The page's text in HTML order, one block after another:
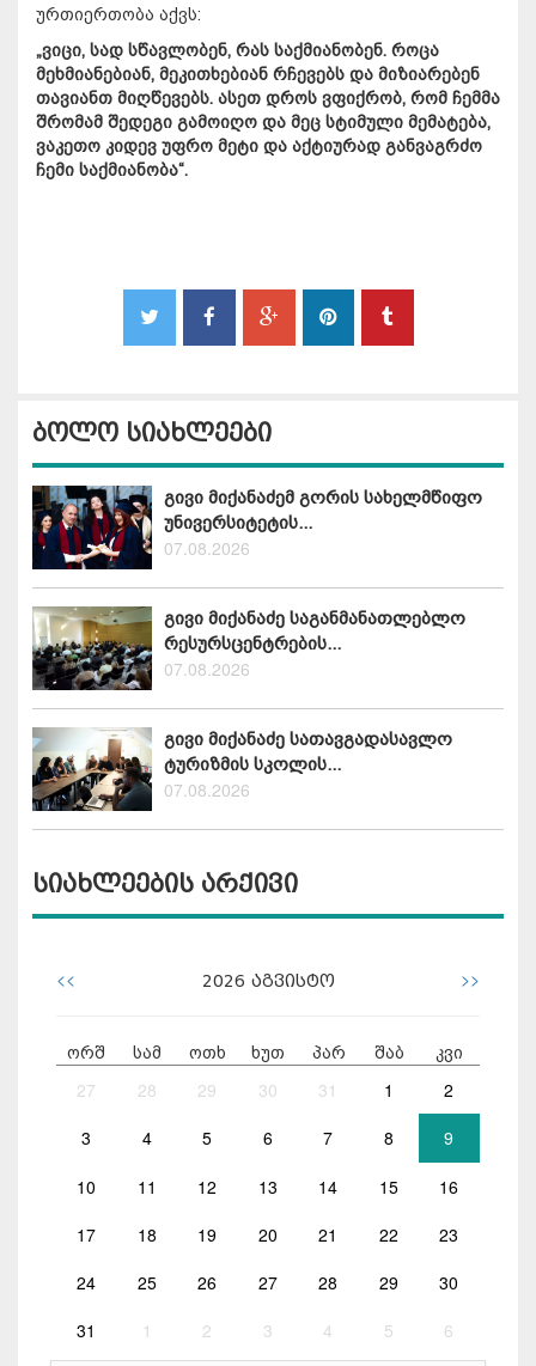
ურთიერთობა აქვს:
„ვიცი, სად სწავლობენ, რას საქმიანობენ. როცა
მეხმიანებიან, მეკითხებიან რჩევებს და მიზიარებენ
თავიანთ მიღწევებს. ასეთ დროს ვფიქრობ, რომ ჩემმა
შრომამ შედეგი გამოიღო და მეც სტიმული მემატება,
ვაკეთო კიდევ უფრო მეტი და აქტიურად განვაგრძო
ჩემი საქმიანობა“.
ბოლო სიახლეები
გივი მიქანაძემ გორის სახელმწიფო
უნივერსიტეტის...
07.08.2026
გივი მიქანაძე საგანმანათლებლო
რესურსცენტრების...
07.08.2026
გივი მიქანაძე სათავგადასავლო
ტურიზმის სკოლის...
07.08.2026
სიახლეების არქივი
<< 2026 აგვისტო >>
ორშ სამ ოთხ ხუთ პარ შაბ კვი
27 28 29 30 31 1 2
3 4 5 6 7 8 9
10 11 12 13 14 15 16
17 18 19 20 21 22 23
24 25 26 27 28 29 30
31 1 2 3 4 5 6